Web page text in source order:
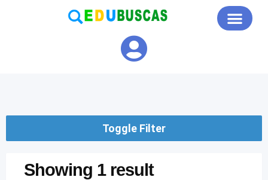
Toggle Filter
Showing 1 result